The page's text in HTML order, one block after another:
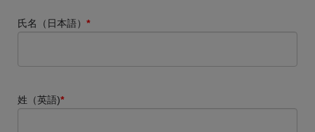
氏名（日本語） *
姓（英語)*